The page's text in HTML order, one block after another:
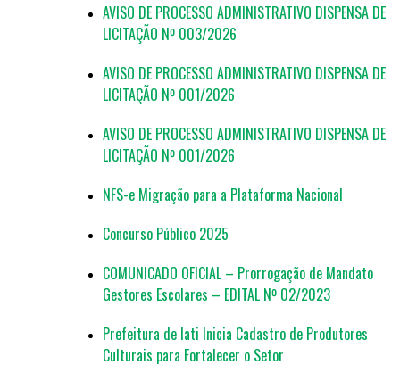
AVISO DE PROCESSO ADMINISTRATIVO DISPENSA DE
LICITAÇÃO Nº 003/2026
AVISO DE PROCESSO ADMINISTRATIVO DISPENSA DE
LICITAÇÃO Nº 001/2026
AVISO DE PROCESSO ADMINISTRATIVO DISPENSA DE
LICITAÇÃO Nº 001/2026
NFS-e Migração para a Plataforma Nacional
Concurso Público 2025
COMUNICADO OFICIAL – Prorrogação de Mandato
Gestores Escolares – EDITAL Nº 02/2023
Prefeitura de Iati Inicia Cadastro de Produtores
Culturais para Fortalecer o Setor